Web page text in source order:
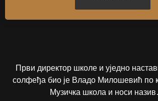
Први директор школе и уједно
солфеђа био је Владо Милошевић по
Музичка школа и носи